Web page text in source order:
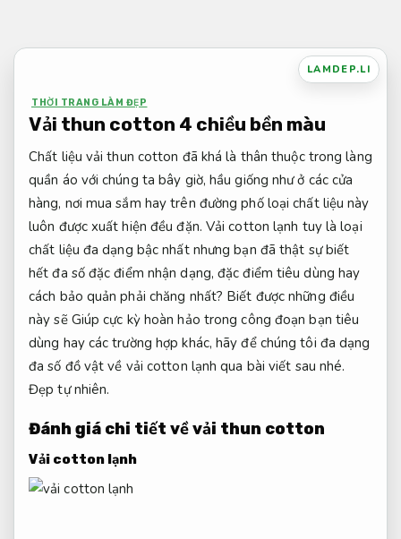
nội
LAMDEP.LI
THỜI TRANG LÀM ĐẸP
Vải thun cotton 4 chiều bền màu
Chất liệu vải thun cotton đã khá là thân thuộc trong làng
quần áo với chúng ta bây giờ, hầu giống như ở các cửa
hàng, nơi mua sắm hay trên đường phố loại chất liệu này
luôn được xuất hiện đều đặn. Vải cotton lạnh tuy là loại
chất liệu đa dạng bậc nhất nhưng bạn đã thật sự biết
hết đa số đặc điểm nhận dạng, đặc điểm tiêu dùng hay
cách bảo quản phải chăng nhất? Biết được những điều
này sẽ Giúp cực kỳ hoàn hảo trong công đoạn bạn tiêu
dùng hay các trường hợp khác, hãy để chúng tôi đa dạng
đa số đồ vật về vải cotton lạnh qua bài viết sau nhé.
Đẹp tự nhiên.
Đánh giá chi tiết về vải thun cotton
Vải cotton lạnh